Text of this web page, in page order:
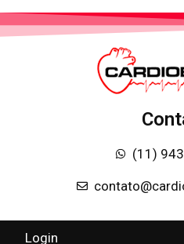
(11)
Login